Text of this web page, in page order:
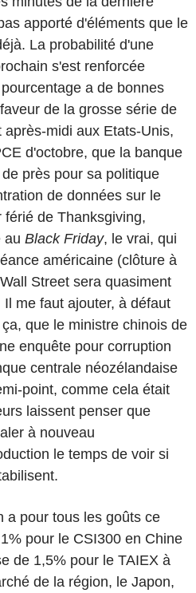
apporté d'éléments que le
La probabilité d'une
s'est renforcée
a de bonnes
de la grosse série de
midi aux Etats-Unis,
d'octobre, que la banque
près pour sa politique
de données sur le
de Thanksgiving,
au Black Friday, le vrai, qui
américaine (clôture à
Street sera quasiment
me faut ajouter, à défaut
que le ministre chinois de
enquête pour corruption
centrale néozélandaise
point, comme cela était
laissent penser que
à nouveau
le temps de voir si
a pour tous les goûts ce
pour le CSI300 en Chine
de 1,5% pour le TAIEX à
de la région, le Japon,